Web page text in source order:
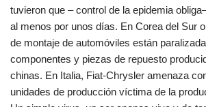
tuvieron que – control de la epidemia
al menos por unos días. En Corea del Sur
de montaje de automóviles están
componentes y piezas de repuesto
chinas. En Italia, Fiat-Chrysler amenaza
unidades de producción víctima de la